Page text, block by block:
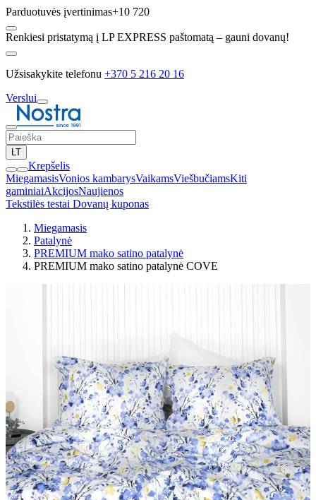
Parduotuvės įvertinimas+10 720
Renkiesi pristatymą į LP EXPRESS paštomatą – gauni dovanų!
Užsisakykite telefonu +370 5 216 20 16
Verslui
LT
Krepšelis
MiegamasisVonios kambarysVaikamsViešbučiamsKiti
gaminiaiAkcijosNaujienos
Tekstilės testai Dovanų kuponas
Miegamasis
Patalynė
PREMIUM mako satino patalynė
PREMIUM mako satino patalynė COVE